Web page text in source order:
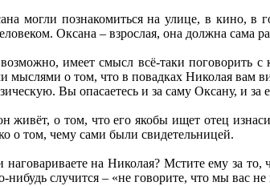
могли познакомиться на улице, в кино, в
Оксана – взрослая, она должна сама
имеет смысл всё-таки поговорить
мыслями о том, что в повадках Николая вам
Вы опасаетесь и за саму Оксану, и за
живёт, о том, что его якобы ищет отец
о том, чему сами были свидетельницей.
наговариваете на Николая? Мстите ему за
нибудь случится – «не говорите, что мы вас